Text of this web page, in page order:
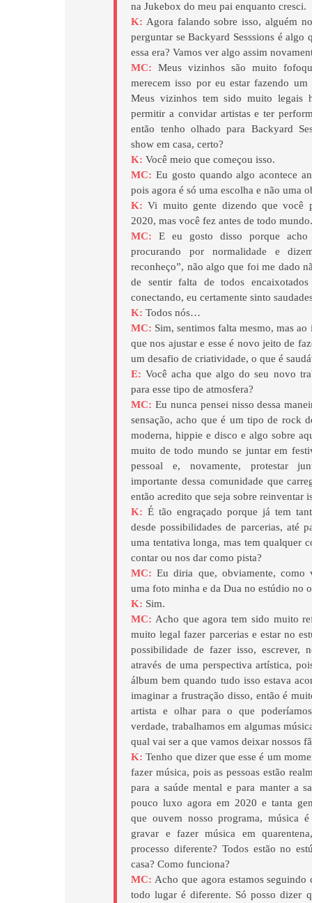
na Jukebox do meu pai enquanto cresci.
K: Agora falando sobre isso, alguém
perguntar se Backyard Sesssions é algo
essa era? Vamos ver algo assim
MC: Meus vizinhos são muito
merecem isso por eu estar fazendo
Meus vizinhos tem sido muito legais
permitir a convidar artistas e ter
então tenho olhado para Backyard
show em casa, certo?
K: Você meio que começou isso.
MC: Eu gosto quando algo acontece
pois agora é só uma escolha e não uma
K: Vi muito gente dizendo que você
2020, mas você fez antes de todo
MC: E eu gosto disso porque acho
procurando por normalidade e
reconheço”, não algo que foi me dado
de sentir falta de todos
conectando, eu certamente sinto
K:Todos nós…
MC: Sim, sentimos falta mesmo, mas ao
que nos ajustar e esse é novo jeito de
um desafio de criatividade, o que é
E: Você acha que algo do seu novo
para esse tipo de atmosfera?
MC: Eu nunca pensei nisso dessa
sensação, acho que é um tipo de rock
moderna, hippie e disco e algo sobre
muito de todo mundo se juntar em
pessoal e, novamente, protestar
importante dessa comunidade que
então acredito que seja sobre reinventar
K: É tão engraçado porque já tem
desde possibilidades de parcerias, até
uma tentativa longa, mas tem qualquer
contar ou nos dar como pista?
MC: Eu diria que, obviamente, como
uma foto minha e da Dua no estúdio no
K: Sim.
MC: Acho que agora tem sido muito
muito legal fazer parcerias e estar no
possibilidade de fazer isso, escrever,
através de uma perspectiva artística,
álbum bem quando tudo isso estava
imaginar a frustração disso, então é
artista e olhar para o que
verdade, trabalhamos em algumas
qual vai ser a que vamos deixar nossos
K: Tenho que dizer que esse é um
fazer música, pois as pessoas estão
para a saúde mental e para manter a
pouco luxo agora em 2020 e tanta
que ouvem nosso programa, música
gravar e fazer música em
processo diferente? Todos estão no
casa? Como funciona?
MC: Acho que agora estamos
todo lugar é diferente. Só posso dizer